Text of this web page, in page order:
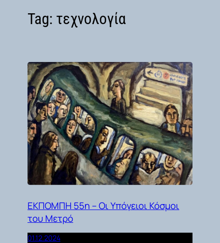
Tag: τεχνολογία
ΕΚΠΟΜΠΗ 55η – Οι Υπόγειοι Κόσμοι
του Μετρό
01.12.2024